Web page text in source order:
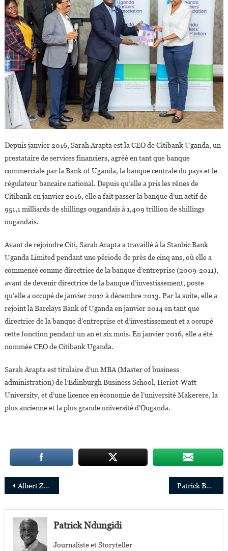
Depuis janvier 2016, Sarah Arapta est la CEO de Citibank Uganda, un
prestataire de services financiers, agréé en tant que banque
commerciale par la Bank of Uganda, la banque centrale du pays et le
régulateur bancaire national. Depuis qu’elle a pris les rênes de
Citibank en janvier 2016, elle a fait passer la banque d’un actif de
951,1 milliards de shillings ougandais à 1,409 trillion de shillings
ougandais.
Avant de rejoindre Citi, Sarah Arapta a travaillé à la Stanbic Bank
Uganda Limited pendant une période de près de cinq ans, où elle a
commencé comme directrice de la banque d’entreprise (2009-2011),
avant de devenir directrice de la banque d’investissement, poste
qu’elle a occupé de janvier 2012 à décembre 2013. Par la suite, elle a
rejoint la Barclays Bank of Uganda en janvier 2014 en tant que
directrice de la banque d’entreprise et d’investissement et a occupé
cette fonction pendant un an et six mois. En janvier 2016, elle a été
nommée CEO de Citibank Uganda.
Sarah Arapta est titulaire d’un MBA (Master of business
administration) de l’Edinburgh Business School, Heriot-Watt
University, et d’une licence en économie de l’université Makerere, la
plus ancienne et la plus grande université d’Ouganda.
Navigation
de
l’article
Albert Zeufack nommé directeur des opérations de la Banque mondiale pour l’Angola, la RDC, le Burundi et Sao Tomé & Principe Patrick Bofunda Ilingo, nouveau Directeur Afrique de TV5MONDE
Patrick Ndungidi
Journaliste et Storyteller